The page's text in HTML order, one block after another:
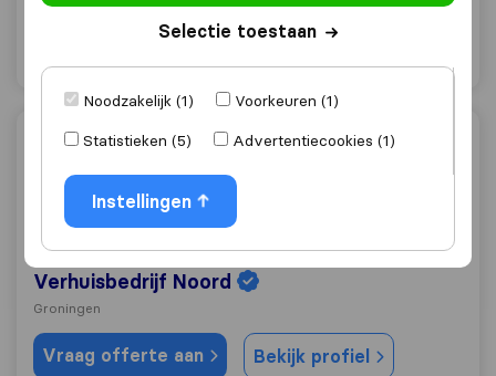
Vraag offerte aan Bekijk profiel
Verhuisbedrijf Noord
0,0 0
Verhuisbedrijf Noord
Groningen
Vraag offerte aan Bekijk profiel
Selectie toestaan
Noodzakelijk (1)
Voorkeuren (1)
Statistieken (5)
Advertentiecookies (1)
Instellingen